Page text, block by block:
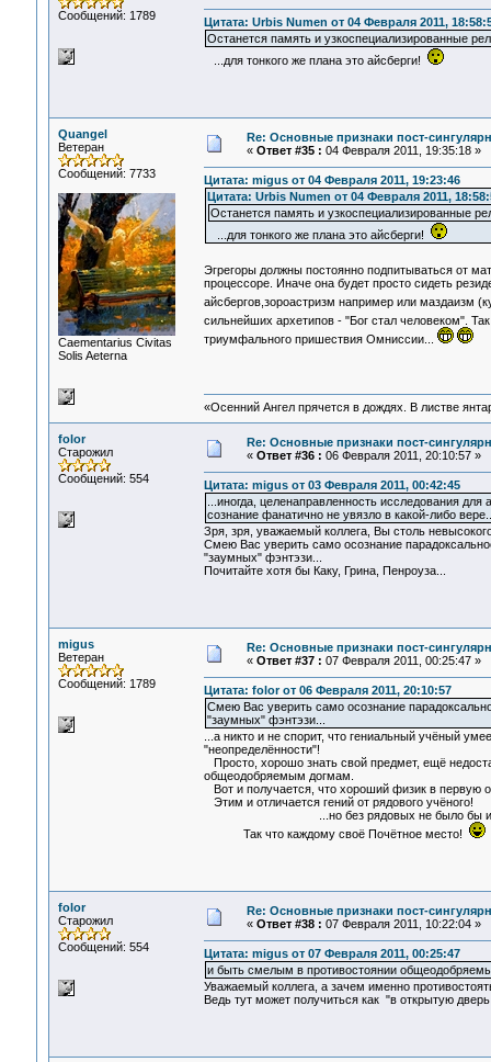
Сообщений: 1789
Цитата: Urbis Numen от 04 Февраля 2011,
Останется память и узкоспециализированные
...для тонкого же плана это айсберги!
Quangel
Ветеран
Сообщений: 7733
Сaementarius Civitas
Solis Aeterna
Re: Основные признаки пост-
« Ответ #35 : 04 Февраля 2011, 19:35:18 »
Цитата: migus от 04 Февраля 2011, 19:23:46
Цитата: Urbis Numen от 04 Февраля 2011,
Останется память и узкоспециализированные
...для тонкого же плана это айсберги!
Эгрегоры должны постоянно подпитываться от
процессоре. Иначе она будет просто сидеть
айсбергов,зороастризм например или маздаизм
сильнейших архетипов - "Бог стал человеком".
триумфального пришествия Омниссии...
«Осенний Ангел прячется в дождях. В листве
folor
Старожил
Сообщений: 554
Re: Основные признаки пост-
« Ответ #36 : 06 Февраля 2011, 20:10:57 »
Цитата: migus от 03 Февраля 2011, 00:42:45
...иногда, целенаправленность исследования
сознание фанатично не увязло в какой-либо
Зря, зря, уважаемый коллега, Вы столь
Смею Вас уверить само осознание
"заумных" фэнтэзи...
Почитайте хотя бы Каку, Грина, Пенроуза...
migus
Ветеран
Сообщений: 1789
Re: Основные признаки пост-
« Ответ #37 : 07 Февраля 2011, 00:25:47 »
Цитата: folor от 06 Февраля 2011, 20:10:57
Смею Вас уверить само осознание
"заумных" фэнтэзи...
...а никто и не спорит, что гениальный учёный
"неопределённости"!
Просто, хорошо знать свой предмет, ещё
общеодобряемым догмам.
Вот и получается, что хороший физик в первую
Этим и отличается гений от рядового учёного!
...но без рядовых не было бы и
Так что каждому своё Почётное место!
folor
Старожил
Сообщений: 554
Re: Основные признаки пост-
« Ответ #38 : 07 Февраля 2011, 10:22:04 »
Цитата: migus от 07 Февраля 2011, 00:25:47
и быть смелым в противостоянии
Уважаемый коллега, а зачем именно
Ведь тут может получиться как "в открытую дверь